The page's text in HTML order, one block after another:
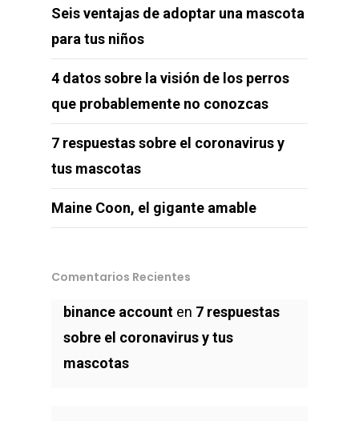
Seis ventajas de adoptar una mascota
para tus niños
4 datos sobre la visión de los perros
que probablemente no conozcas
7 respuestas sobre el coronavirus y
tus mascotas
Maine Coon, el gigante amable
Comentarios Recientes
binance account en 7 respuestas
sobre el coronavirus y tus
mascotas